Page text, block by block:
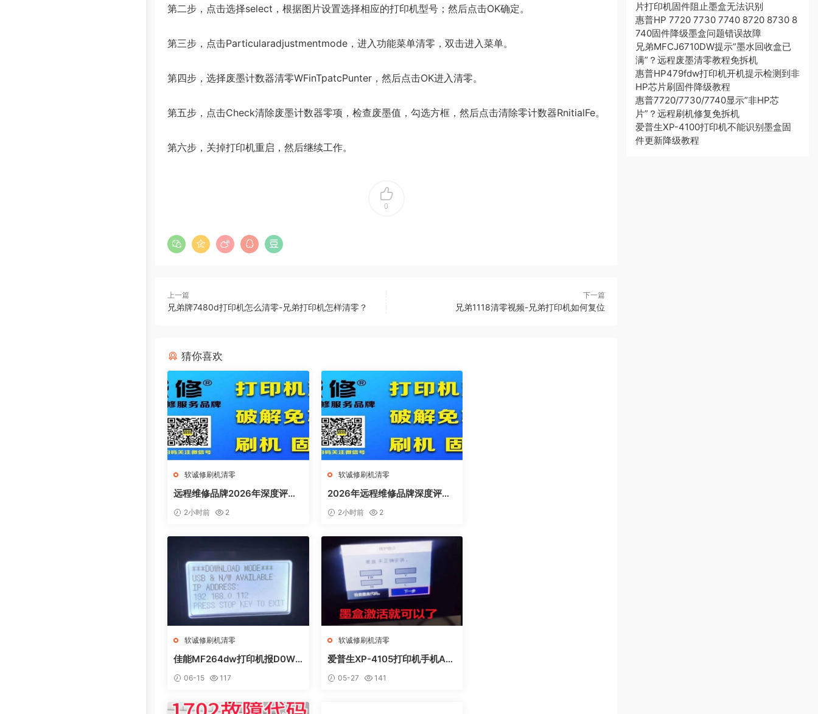
第二步，点击选择select，根据图片设置选择相应的打印机型号；然后点击OK确定。
第三步，点击Particularadjustmentmode，进入功能菜单清零，双击进入菜单。
第四步，选择废墨计数器清零WFinTpatcPunter，然后点击OK进入清零。
第五步，点击Check清除废墨计数器零项，检查废墨值，勾选方框，然后点击清除零计数器RnitialFe。
第六步，关掉打印机重启，然后继续工作。
0
上一篇
兄弟牌7480d打印机怎么清零-兄弟打印机怎样清零？
下一篇
兄弟1118清零视频-兄弟打印机如何复位
猜你喜欢
软诚修刷机清零
远程维修品牌2026年深度评
线、祝师傅全方位解析
2小时前 2
软诚修刷机清零
2026年远程维修品牌深度评
线、祝师傅全方位解析
2小时前 2
软诚修刷机清零
佳能MF264dw打印机报D0WN
06-15 117
软诚修刷机清零
爱普生XP-4105打印机手机AP
盒 05-27 141
片打印机固件阻止墨盒无法识别
惠普HP 7720 7730 7740 8720 8730 8
740固件降级墨盒问题错误故障
兄弟MFCJ6710DW提示”墨水回收盒已
满”？远程废墨清零教程免拆机
惠普HP479fdw打印机开机提示检测到非
HP芯片刷固件降级教程
惠普7720/7730/7740显示”非HP芯
片”？远程刷机修复免拆机
爱普生XP-4100打印机不能识别墨盒固
件更新降级教程